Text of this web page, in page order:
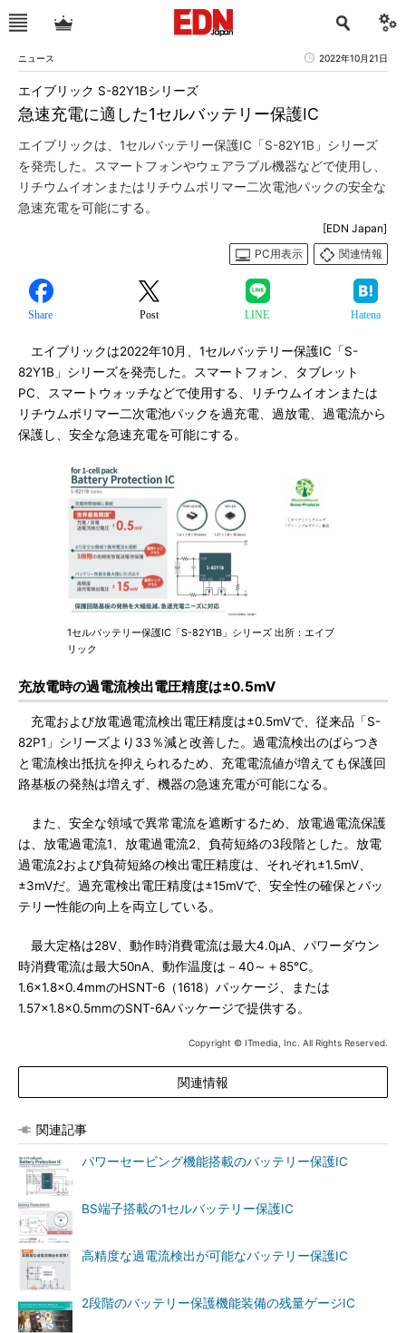
ニュース 2022年10月21日
急速充電に適した1セルバッテリー保護IC
エイブリック S-82Y1Bシリーズ
エイブリックは、1セルバッテリー保護IC「S-82Y1B」シリーズ
を発売した。スマートフォンやウェアラブル機器などで使用し、
リチウムイオンまたはリチウムポリマー二次電池パックの安全な
急速充電を可能にする。
[EDN Japan]
PC用表示
関連情報
Share Post LINE Hatena
エイブリックは2022年10月、1セルバッテリー保護IC「S-
82Y1B」シリーズを発売した。スマートフォン、タブレット
PC、スマートウォッチなどで使用する、リチウムイオンまたは
リチウムポリマー二次電池パックを過充電、過放電、過電流から
保護し、安全な急速充電を可能にする。
1セルバッテリー保護IC「S-82Y1B」シリーズ 出所：エイブ
リック
充放電時の過電流検出電圧精度は±0.5mV
充電および放電過電流検出電圧精度は±0.5mVで、従来品「S-
82P1」シリーズより33％減と改善した。過電流検出のばらつき
と電流検出抵抗を抑えられるため、充電電流値が増えても保護回
路基板の発熱は増えず、機器の急速充電が可能になる。
また、安全な領域で異常電流を遮断するため、放電過電流保護
は、放電過電流1、放電過電流2、負荷短絡の3段階とした。放電
過電流2および負荷短絡の検出電圧精度は、それぞれ±1.5mV、
±3mVだ。過充電検出電圧精度は±15mVで、安全性の確保とバッ
テリー性能の向上を両立している。
最大定格は28V、動作時消費電流は最大4.0μA、パワーダウン
時消費電流は最大50nA、動作温度は－40～＋85℃。
1.6×1.8×0.4mmのHSNT-6（1618）パッケージ、または
1.57×1.8×0.5mmのSNT-6Aパッケージで提供する。
Copyright © ITmedia, Inc. All Rights Reserved.
関連情報
関連記事
パワーセービング機能搭載のバッテリー保護IC
BS端子搭載の1セルバッテリー保護IC
高精度な過電流検出が可能なバッテリー保護IC
2段階のバッテリー保護機能装備の残量ゲージIC